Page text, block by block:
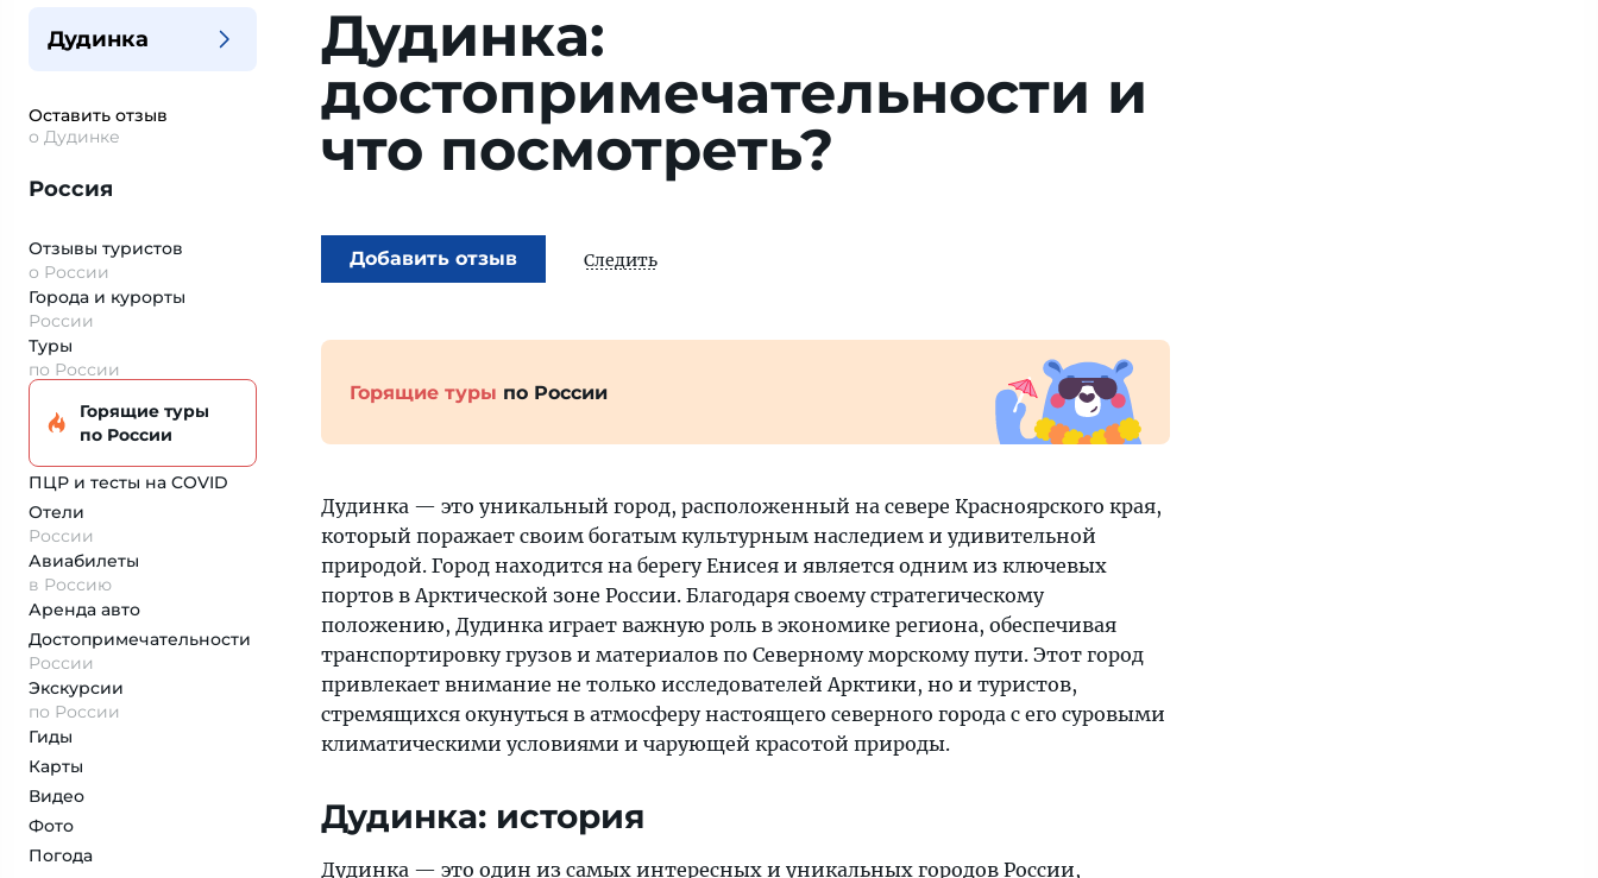
Дудинка
Оставить отзыв
о Дудинке
Россия
Отзывы туристов
о России
Города и курорты
России
Туры
по России
Горящие туры
по России
ПЦР и тесты на COVID
Отели
России
Авиабилеты
в Россию
Аренда авто
Достопримеча­тельности
России
Экскурсии
по России
Гиды
Карты
Видео
Фото
Погода
Дудинка:
достопримечательности и
что посмотреть?
Добавить отзыв Следить
Горящие туры по России
Дудинка — это уникальный город, расположенный на севере Красноярского края,
который поражает своим богатым культурным наследием и удивительной
природой. Город находится на берегу Енисея и является одним из ключевых
портов в Арктической зоне России. Благодаря своему стратегическому
положению, Дудинка играет важную роль в экономике региона, обеспечивая
транспортировку грузов и материалов по Северному морскому пути. Этот город
привлекает внимание не только исследователей Арктики, но и туристов,
стремящихся окунуться в атмосферу настоящего северного города с его суровыми
климатическими условиями и чарующей красотой природы.
Дудинка: история
Дудинка — это один из самых интересных и уникальных городов России,